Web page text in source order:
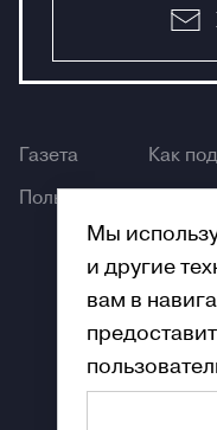
Газета Как
Пользование сайтом
Мы
и другие
вам в